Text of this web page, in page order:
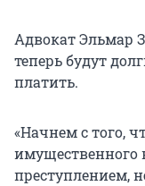
Адвокат Эльмар
теперь будут
платить.
«Начнем с того,
имущественного
преступлением,